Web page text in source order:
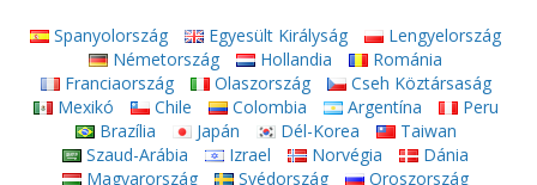
Spanyolország Egyesült Királyság
Lengyelország
Németország
Hollandia
Románia
Franciaország
Olaszország
Cseh Köztársaság
Mexikó
Chile Colombia Argentína
Peru
Brazília
Japán Dél-Korea
Taiwan
Szaud-Arábia
Izrael Norvégia
Dánia
Magyarország
Svédország Oroszország